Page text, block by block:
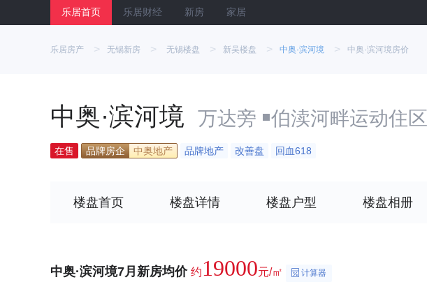
乐居首页 乐居财经 新房 家居
乐居房产 > 无锡新房 > 无锡楼盘 > 新吴楼盘 > 中奥·滨河境 > 中奥·滨河境房价
中奥·滨河境 万达旁 ￭伯渎河畔运动住区
在售 品牌房企 中奥地产 品牌地产 改善盘 回血618
楼盘首页 楼盘详情 楼盘户型 楼盘相册
中奥·滨河境7月新房均价 约 19000元/㎡ 计算器